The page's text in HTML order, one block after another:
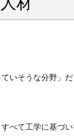
いそうな分野」
べて工学に基づい